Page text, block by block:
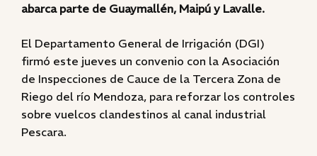
abarca parte de Guaymallén, Maipú y Lavalle.
El Departamento General de Irrigación (DGI)
firmó este jueves un convenio con la Asociación
de Inspecciones de Cauce de la Tercera Zona de
Riego del río Mendoza, para reforzar los controles
sobre vuelcos clandestinos al canal industrial
Pescara.